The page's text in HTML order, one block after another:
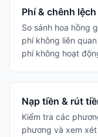
Phí & chênh lệch
So sánh hoa hồng
phí không liên
phí không hoạt
Nạp tiền & rút
Kiểm tra các
phương và xem